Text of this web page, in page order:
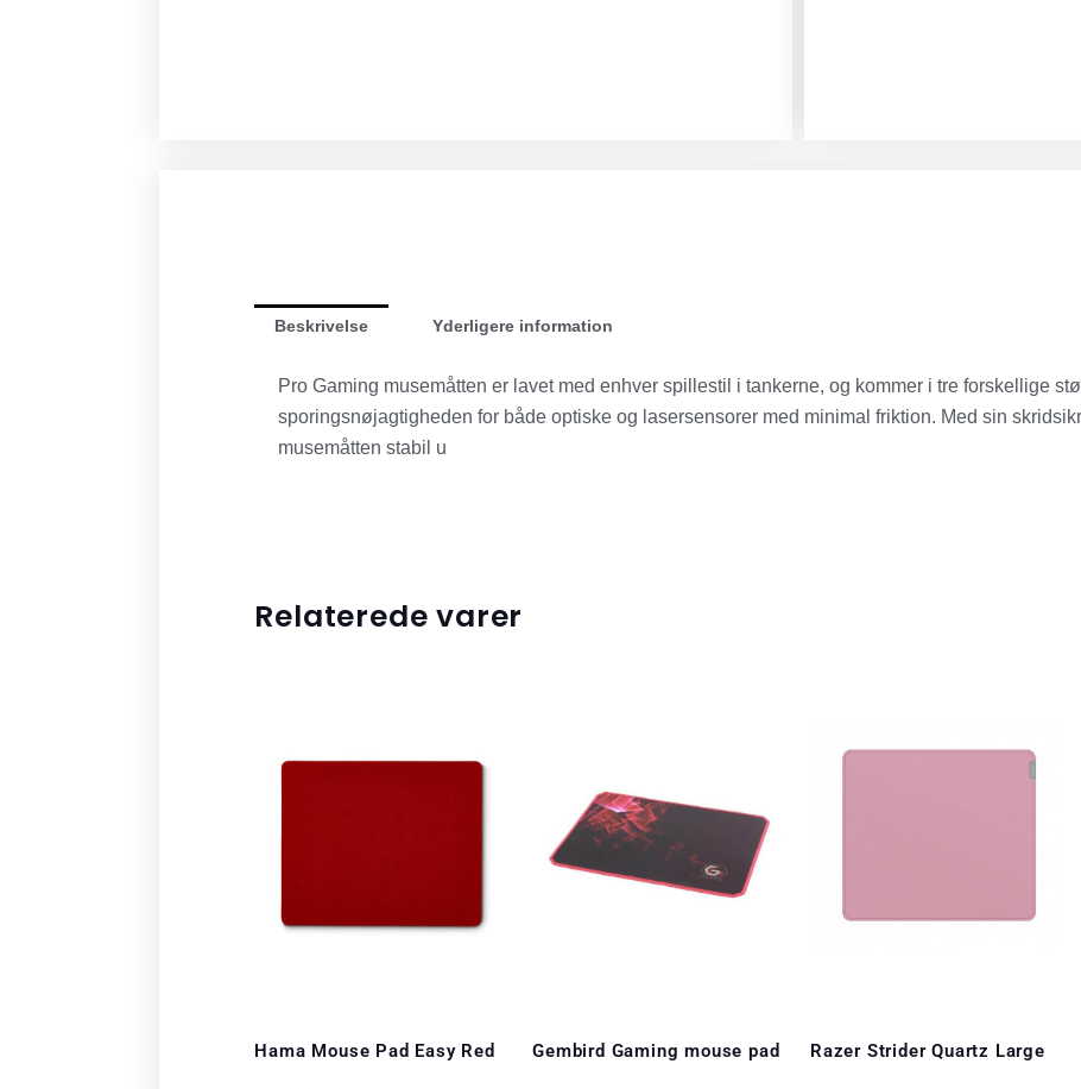
Beskrivelse Yderligere information
Pro Gaming musemåtten er lavet med enhver spillestil i tankerne, og kommer i tre forskellige
sporingsnøjagtigheden for både optiske og lasersensorer med minimal friktion. Med sin
musemåtten stabil u
Relaterede varer
Hama Mouse Pad Easy Red Gembird Gaming mouse pad Razer Strider Quartz Large